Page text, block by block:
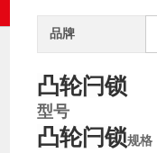
品牌
凸轮闩锁
型号
凸轮闩锁规格